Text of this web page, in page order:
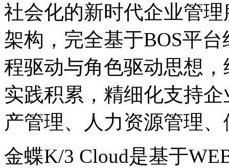
社会化的新时代企业管
架构，完全基于BOS平
程驱动与角色驱动思想
实践积累，精细化支持
产管理、人力资源管理
金蝶K/3 Cloud是基于